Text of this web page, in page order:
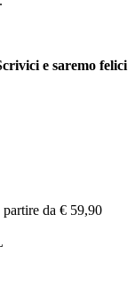
e saremo felici
partire da € 59,90